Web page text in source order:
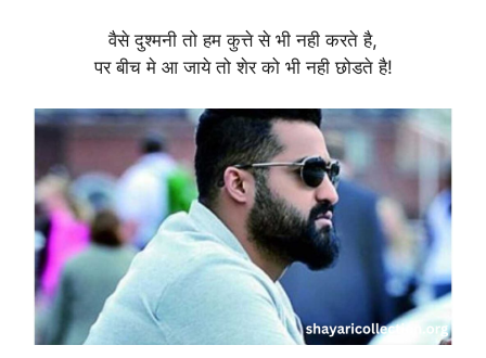
वैसे दुश्मनी तो हम कुत्ते से भी नही करते है,
पर बीच मे आ जाये तो शेर को भी नही छोडते है!